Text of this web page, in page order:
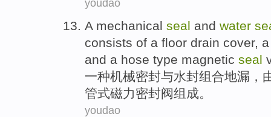
youdao
A mechanical seal and water
consists of a floor drain cover,
and a hose type magnetic seal
一种机械密封与水封组合地漏 ，
管式磁力密封阀组成 。
youdao